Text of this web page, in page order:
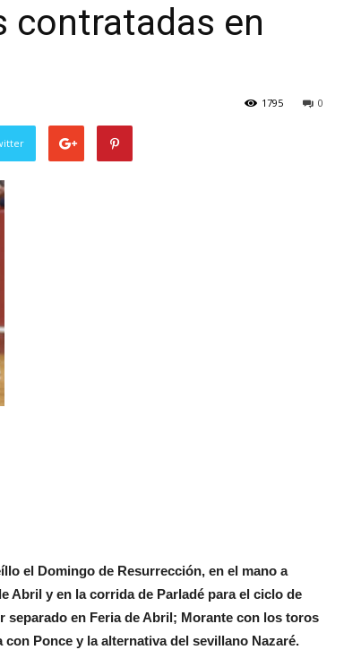
contratadas en
0
1795
el Domingo de Resurrección, en el mano a
Abril y en la corrida de Parladé para el ciclo de
en Feria de Abril; Morante con los toros
Ponce y la alternativa del sevillano Nazaré.